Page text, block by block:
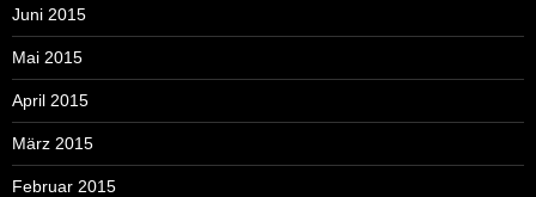
Juni 2015
Mai 2015
April 2015
März 2015
Februar 2015